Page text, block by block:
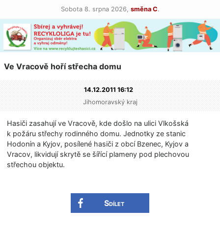
Sobota 8. srpna 2026, směna C.
Ve Vracově hoří střecha domu
14.12.2011 16:12
Jihomoravský kraj
Hasiči zasahují ve Vracově, kde došlo na ulici Vlkošská
k požáru střechy rodinného domu. Jednotky ze stanic
Hodonín a Kyjov, posílené hasiči z obcí Bzenec, Kyjov a
Vracov, likvidují skrytě se šířící plameny pod plechovou
střechou objektu.
Sdílet